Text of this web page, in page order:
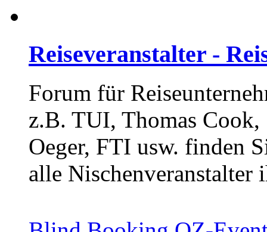
Reiseveranstalter -
Forum für
z.B. TUI, Thomas
Oeger, FTI usw. finden
alle Nischenveranstalter